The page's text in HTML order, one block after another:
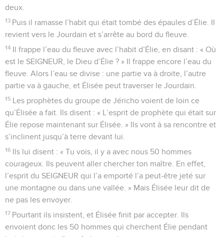
deux.
13 Puis il ramasse l’habit qui était tombé des épaules d’Élie. Il
revient vers le Jourdain et s’arrête au bord du fleuve.
14 Il frappe l’eau du fleuve avec l’habit d’Élie, en disant : « Où
est le SEIGNEUR, le Dieu d’Élie ? » Il frappe encore l’eau du
fleuve. Alors l’eau se divise : une partie va à droite, l’autre
partie va à gauche, et Élisée peut traverser le Jourdain.
15 Les prophètes du groupe de Jéricho voient de loin ce
qu’Élisée a fait. Ils disent : « L’esprit de prophète qui était sur
Élie repose maintenant sur Élisée. » Ils vont à sa rencontre et
s’inclinent jusqu’à terre devant lui.
16 Ils lui disent : « Tu vois, il y a avec nous 50 hommes
courageux. Ils peuvent aller chercher ton maître. En effet,
l’esprit du SEIGNEUR qui l’a emporté l’a peut-être jeté sur
une montagne ou dans une vallée. » Mais Élisée leur dit de
ne pas les envoyer.
17 Pourtant ils insistent, et Élisée finit par accepter. Ils
envoient donc les 50 hommes qui cherchent Élie pendant